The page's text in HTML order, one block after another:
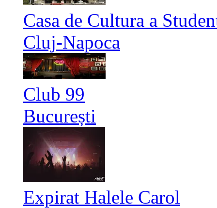
Casa de Cultura a
Cluj-Napoca
Club 99
București
Expirat Halele Carol